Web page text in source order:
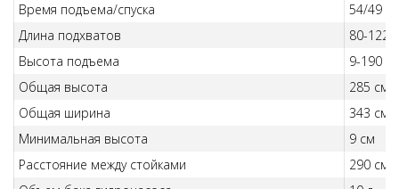
Время подъема/спуска
54/49 с
Длина подхватов
80-122
Высота подъема
9-190
Общая высота
285 см
Общая ширина
343 см
Минимальная высота
9 см
Расстояние между стойками
290 см